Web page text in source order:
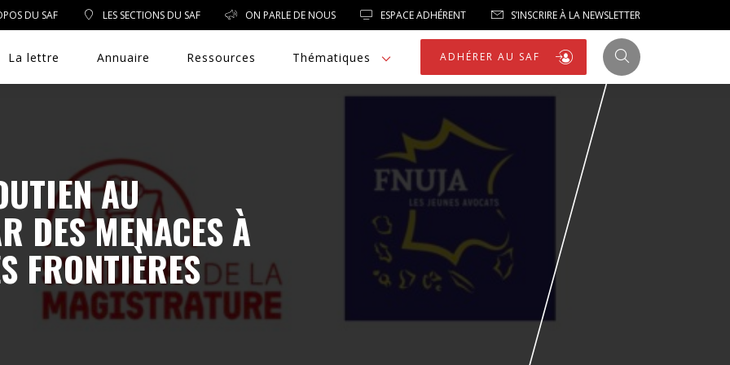
DU SAF LES SECTIONS DU SAF ON PARLE DE NOUS ESPACE ADHÉRENT S’INSCRIRE À LA NEWSLETTER
La lettre Annuaire Ressources Thématiques ADHÉRER AU SAF
DROIT PUBLIC
DROIT SOCIAL
ENVIRONNEMENT/SANTÉ
EVÈNEMENTS
JUSTICE
LIBERTÉS
LIBERTÉS PUBLIQUES
AU
DES MENACES À
FRONTIÈRES